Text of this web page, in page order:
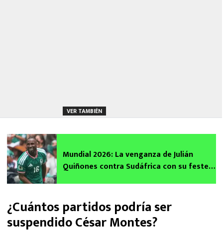
VER TAMBIÉN
Mundial 2026: La venganza de Julián
Quiñones contra Sudáfrica con su festejo
¿Cuántos partidos podría ser
suspendido César Montes?